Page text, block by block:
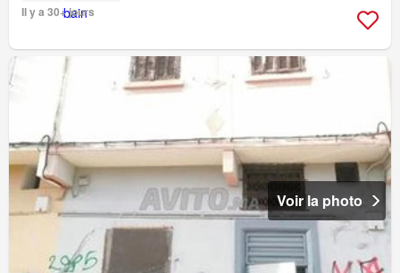
Il y a 30+ jours
Voir la photo